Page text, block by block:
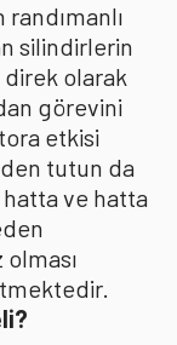
silindirlerin
olarak
görevini
etkisi
tutun da
hatta ve hatta